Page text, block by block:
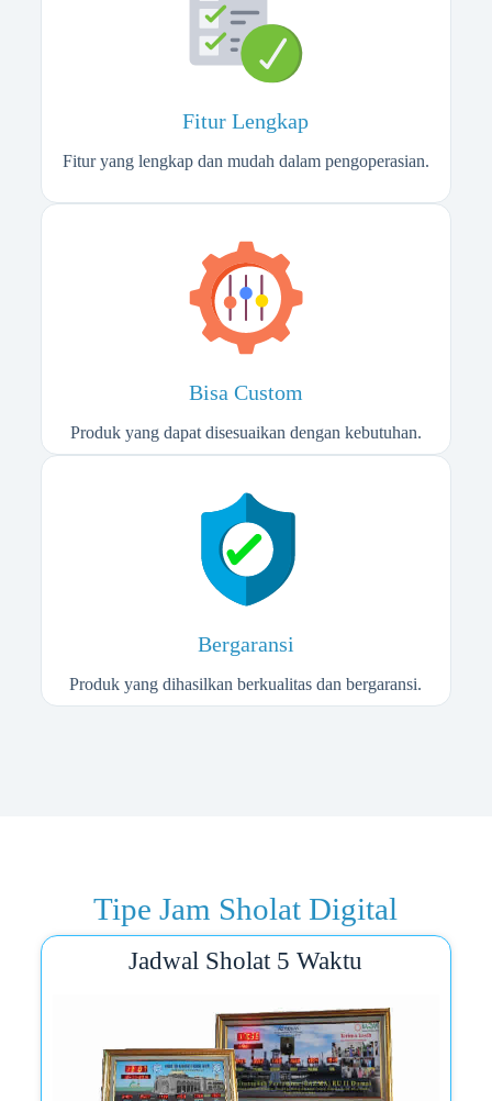
Fitur Lengkap​
Fitur yang lengkap dan mudah dalam pengoperasian.
Bisa Custom
Produk yang dapat disesuaikan dengan kebutuhan.
Bergaransi
Produk yang dihasilkan berkualitas dan bergaransi.
Tipe Jam Sholat Digital
Jadwal Sholat 5 Waktu